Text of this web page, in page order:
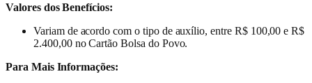
Valores dos Benefícios:
Variam de acordo com o tipo de auxílio, entre R$ 100,00 e R$
2.400,00 no Cartão Bolsa do Povo.
Para Mais Informações: